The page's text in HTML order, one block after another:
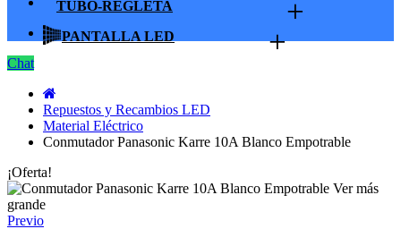
TUBO-REGLETA +
PANTALLA LED +
Chat
Repuestos y Recambios LED
Material Eléctrico
Conmutador Panasonic Karre 10A Blanco Empotrable
¡Oferta!
Ver más
grande
Previo